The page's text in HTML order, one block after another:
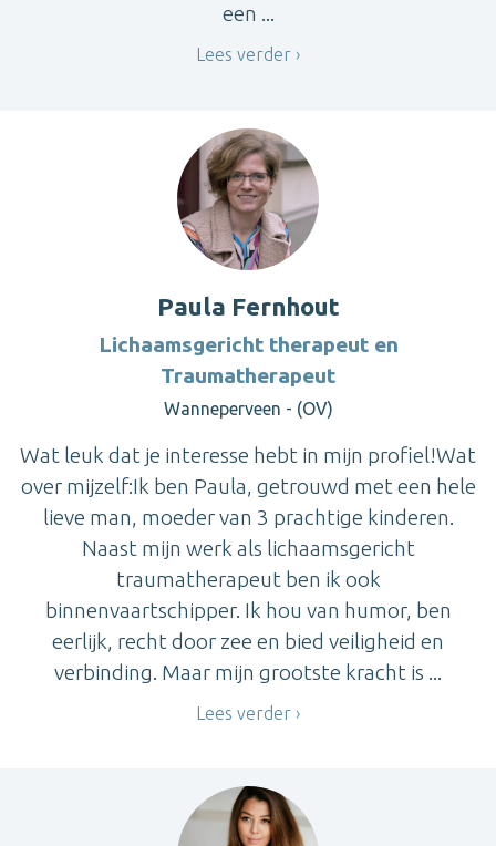
een ...
Lees verder
Paula Fernhout
Lichaamsgericht therapeut en
Traumatherapeut
Wanneperveen - (OV)
Wat leuk dat je interesse hebt in mijn profiel!Wat
over mijzelf:Ik ben Paula, getrouwd met een hele
lieve man, moeder van 3 prachtige kinderen.
Naast mijn werk als lichaamsgericht
traumatherapeut ben ik ook
binnenvaartschipper. Ik hou van humor, ben
eerlijk, recht door zee en bied veiligheid en
verbinding. Maar mijn grootste kracht is ...
Lees verder